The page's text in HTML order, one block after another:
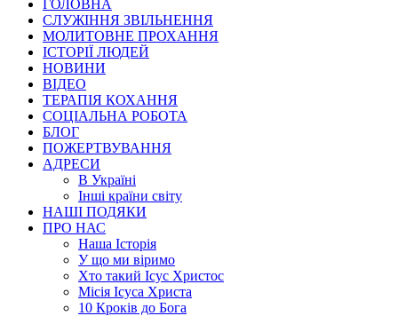
ГОЛОВНА
СЛУЖІННЯ ЗВІЛЬНЕННЯ
МОЛИТОВНЕ ПРОХАННЯ
ІСТОРІЇ ЛЮДЕЙ
НОВИНИ
ВІДЕО
ТЕРАПІЯ КОХАННЯ
СОЦІАЛЬНА РОБОТА
БЛОГ
ПОЖЕРТВУВАННЯ
АДРЕСИ
В Україні
Інші країни світу
НАШІ ПОДЯКИ
ПРО НАС
Наша Історія
У що ми віримо
Хто такий Ісус Христос
Місія Ісуса Христа
10 Кроків до Бога